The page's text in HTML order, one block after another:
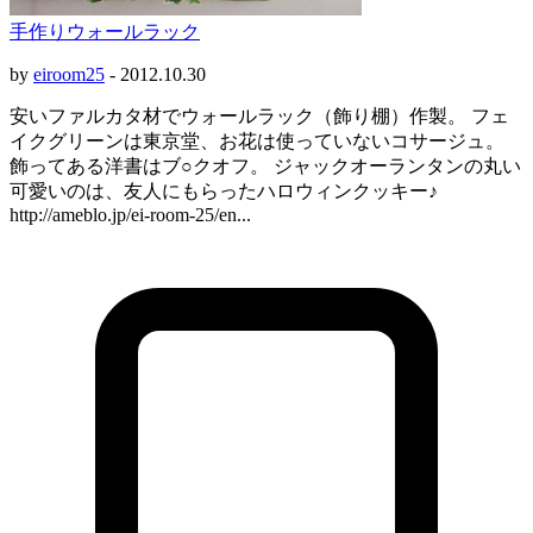
手作りウォールラック
by eiroom25 - 2012.10.30
安いファルカタ材でウォールラック（飾り棚）作製。 フェ
イクグリーンは東京堂、お花は使っていないコサージュ。
飾ってある洋書はブ○クオフ。 ジャックオーランタンの丸い
可愛いのは、友人にもらったハロウィンクッキー♪
http://ameblo.jp/ei-room-25/en...